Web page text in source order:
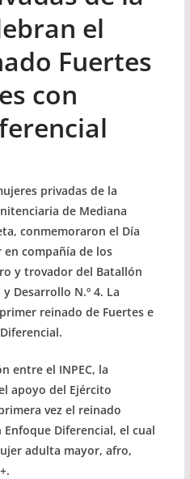
el
Fuertes
con
privadas de la
de Mediana
conmemoraron el Día
compañía de los
y trovador del Batallón
Desarrollo N.º 4. La
reinado de Fuertes e
entre el INPEC, la
apoyo del Ejército
vez el reinado
Diferencial, el cual
adulta mayor, afro,